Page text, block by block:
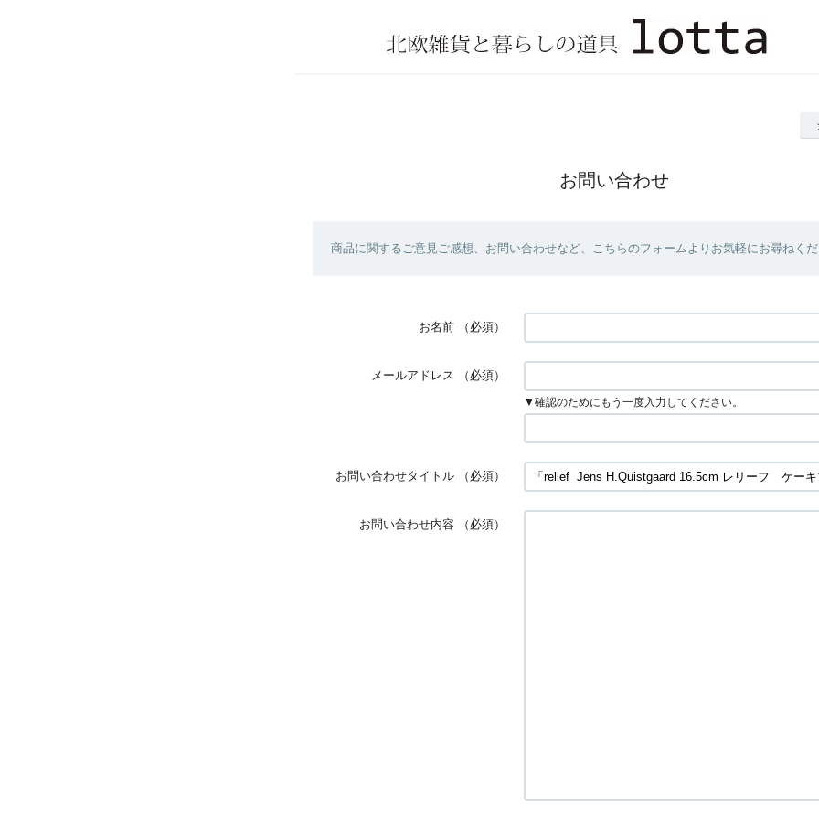
お問い合わせ
商品に関するご意見ご感想、お問い合わせなど、こちらのフォームよりお気軽にお尋ねくだ
お名前 （必須）
メールアドレス （必須）
▼確認のためにもう一度入力してください。
お問い合わせタイトル （必須）
お問い合わせ内容 （必須）